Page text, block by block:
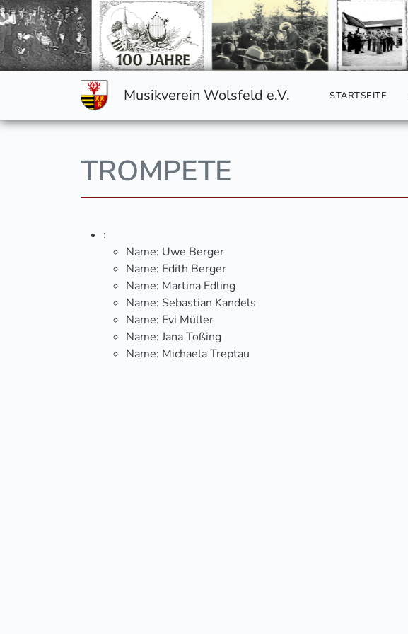
Musikverein Wolsfeld e.V. STARTSEITE
TROMPETE
:
Name: Uwe Berger
Name: Edith Berger
Name: Martina Edling
Name: Sebastian Kandels
Name: Evi Müller
Name:Jana Toßing
Name: Michaela Treptau